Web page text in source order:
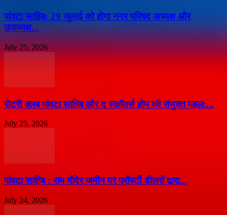
पांवटा साहिब: 29 जुलाई को होगा नगर परिषद अध्यक्ष और
उपाध्यक्ष...
July 25, 2026
​रोटरी क्लब पांवटा साहिब और द स्कॉलर्स होम की संयुक्त पहल:...
July 25, 2026
पांवटा साहिब : राम मंदिर जमीन पर प्रॉपर्टी डीलरों द्वारा...
July 24, 2026